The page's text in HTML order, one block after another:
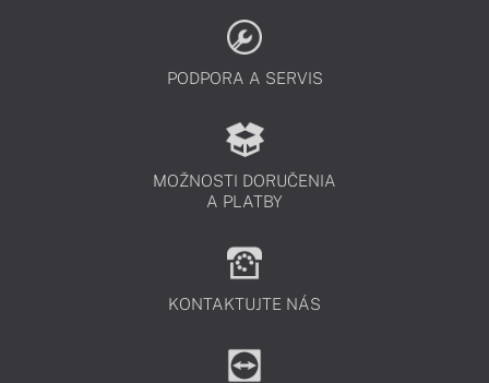
PODPORA A SERVIS
MOŽNOSTI DORUČENIA
A PLATBY
KONTAKTUJTE NÁS